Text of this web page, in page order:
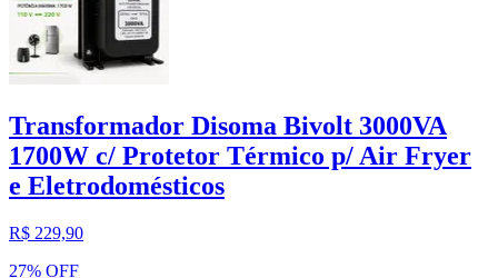
Transformador Disoma Bivolt 3000VA
1700W c/ Protetor Térmico p/ Air Fryer
e Eletrodomésticos
R$ 229,90
27% OFF